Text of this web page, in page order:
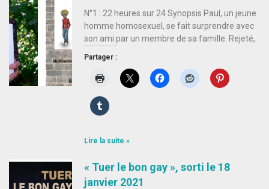
N°1 : 22 heures sur 24 Synopsis Paul, un jeune
homme homosexuel, se fait surprendre avec
son ami par un membre de sa famille. Rejeté,
Partager :
Lire la suite »
« Tuer le bon gay », sorti le 18
janvier 2021